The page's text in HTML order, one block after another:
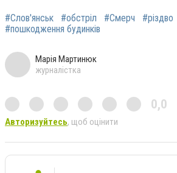
#Слов'янськ #обстріл #Смерч
#різдво
#пошкодження будинків
Марія Мартинюк
журналістка
0,0
Авторизуйтесь, щоб оцінити